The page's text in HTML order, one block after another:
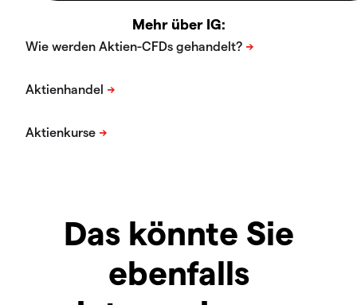
Mehr über IG:
Das könnte Sie
ebenfalls